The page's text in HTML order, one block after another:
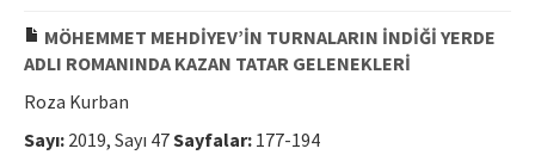
Yayın Kurulu
Yayın İlkeleri
MÖHEMMET MEHDİYEV’İN TURNALARIN İNDİĞİ YERDE
ADLI ROMANINDA KAZAN TATAR GELENEKLERİ
Roza Kurban
Sayı: 2019, Sayı 47Sayfalar: 177-194